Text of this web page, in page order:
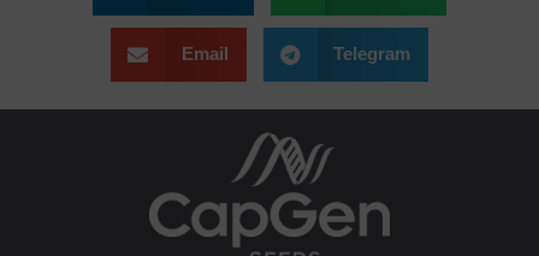
Email Telegram